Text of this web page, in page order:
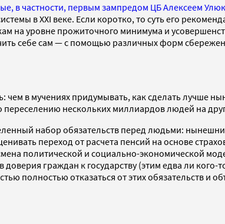
в частности, первым зампредом ЦБ Алексеем
в XXI веке. Если коротко, то суть его
на уровне прожиточного минимума и
себе сам — с помощью различных форм
чем в мучениях придумывать, как сделать лучше
переселению нескольких миллиардов людей на
набор обязательств перед людьми:
переход от расчета пенсий на основе
политической и социально-экономической
граждан к государству (этим едва ли
полностью отказаться от этих обязательств и